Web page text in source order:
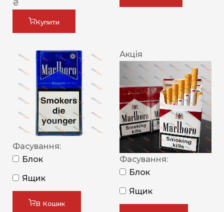
₴
Купити
Фасування:
Блок
Ящик
В Кошик
Акція
Фасування:
Блок
Ящик